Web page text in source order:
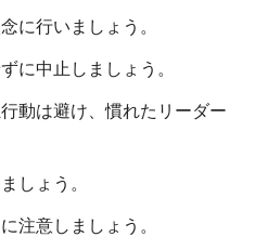
に行いましょう。
に中止しましょう。
動は避け、慣れたリーダー
しょう。
注意しましょう。